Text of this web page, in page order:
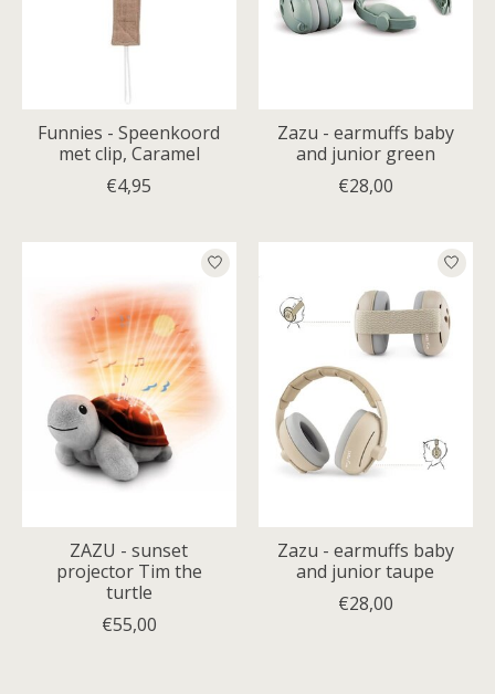
Funnies - Speenkoord
met clip, Caramel
€4,95
Zazu - earmuffs baby
and junior green
€28,00
ZAZU - sunset
projector Tim the
turtle
€55,00
Zazu - earmuffs baby
and junior taupe
€28,00